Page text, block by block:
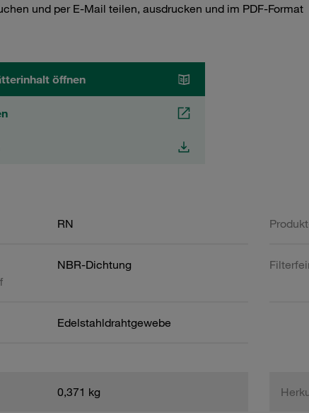
und per E-Mail teilen, ausdrucken und im PDF-Format
öffnen
RN
NBR-Dichtung
Edelstahldrahtgewebe
0,371 kg